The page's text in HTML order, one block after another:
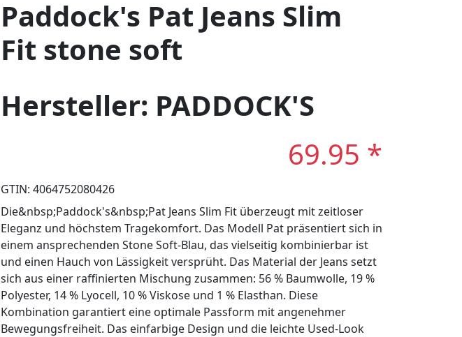
Paddock's Pat Jeans Slim
Fit stone soft
Hersteller: PADDOCK'S
69.95 *
GTIN: 4064752080426
Die&nbsp;Paddock's&nbsp;Pat Jeans Slim Fit überzeugt mit zeitloser
Eleganz und höchstem Tragekomfort. Das Modell Pat präsentiert sich in
einem ansprechenden Stone Soft-Blau, das vielseitig kombinierbar ist
und einen Hauch von Lässigkeit versprüht. Das Material der Jeans setzt
sich aus einer raffinierten Mischung zusammen: 56 % Baumwolle, 19 %
Polyester, 14 % Lyocell, 10 % Viskose und 1 % Elasthan. Diese
Kombination garantiert eine optimale Passform mit angenehmer
Bewegungsfreiheit. Das einfarbige Design und die leichte Used-Look